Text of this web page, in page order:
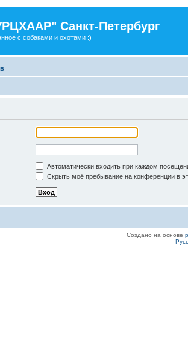
Санкт-Петербург
с собаками и охотами :)
Автоматически входить при каждом
Скрыть моё пребывание на конференции в
Создано на основе